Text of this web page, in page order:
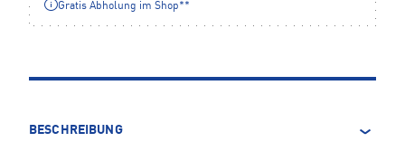
Gratis Abholung im Shop**
BESCHREIBUNG